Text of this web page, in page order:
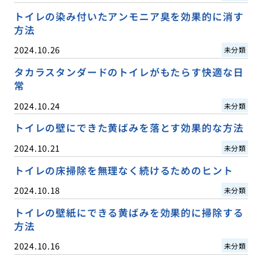
トイレの染み付いたアンモニア臭を効果的に消す
方法
2024.10.26 未分類
タカラスタンダードのトイレがもたらす快適な日
常
2024.10.24 未分類
トイレの壁にできた黄ばみを落とす効果的な方法
2024.10.21 未分類
トイレの床掃除を無理なく続けるためのヒント
2024.10.18 未分類
トイレの壁紙にできる黄ばみを効果的に掃除する
方法
2024.10.16 未分類